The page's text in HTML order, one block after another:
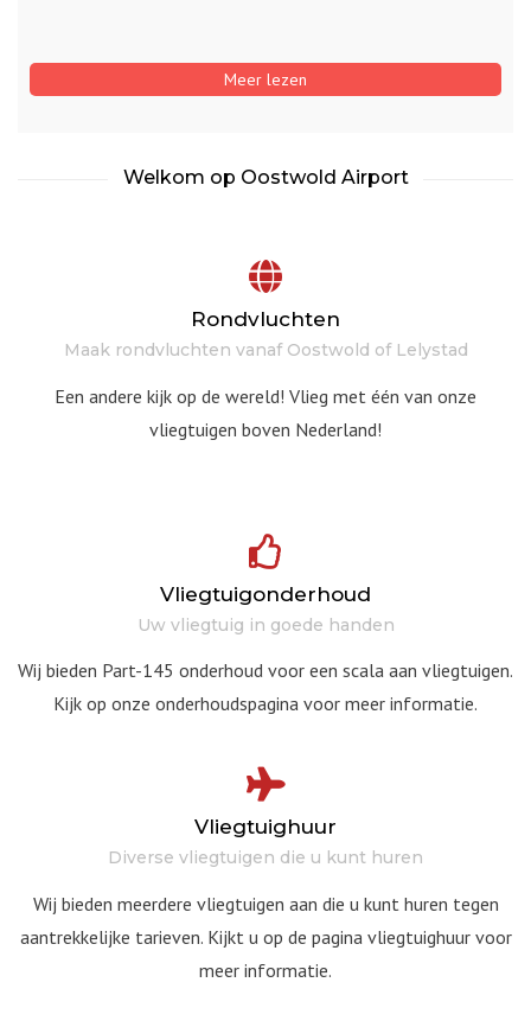
Meer lezen
Welkom op Oostwold Airport
Rondvluchten
Maak rondvluchten vanaf Oostwold of Lelystad
Een andere kijk op de wereld! Vlieg met één van onze
vliegtuigen boven Nederland!
Vliegtuigonderhoud
Uw vliegtuig in goede handen
Wij bieden Part-145 onderhoud voor een scala aan vliegtuigen.
Kijk op onze onderhoudspagina voor meer informatie.
Vliegtuighuur
Diverse vliegtuigen die u kunt huren
Wij bieden meerdere vliegtuigen aan die u kunt huren tegen
aantrekkelijke tarieven. Kijkt u op de pagina vliegtuighuur voor
meer informatie.